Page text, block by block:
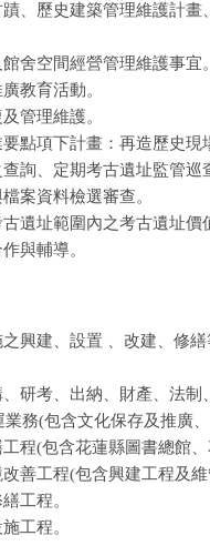
、歷史建築管理維護計
舍空間經營管理維護事宜
教育活動。
管理維護。
點項下計畫：再造歷史
詢、定期考古遺址監管巡
案資料檢選審查。
遺址範圍內之考古遺址價
與輔導。
興建、設置 、改建、修
研考、出納、財產、法制
務(包含文化保存及推廣
程(包含花蓮縣圖書總館
善工程(包含興建工程及
工程。
工程。